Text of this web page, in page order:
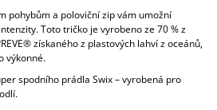
pohybům a poloviční zip vám umožní
Toto tričko je vyrobeno ze 70 % z
získaného z plastových lahví z oceánů,
výkonné.
spodního prádla Swix – vyrobená pro